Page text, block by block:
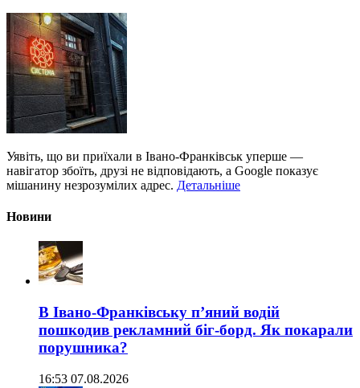
Уявіть, що ви приїхали в Івано-Франківськ уперше —
навігатор збоїть, друзі не відповідають, а Google показує
мішанину незрозумілих адрес. Детальніше
Новини
В Івано-Франківську п’яний водій
пошкодив рекламний біг-борд. Як покарали
порушника?
16:53 07.08.2026